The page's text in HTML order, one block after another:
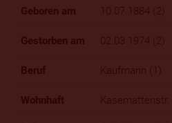
10.07.1884 (2)
02.03.1974 (2)
Kaufmann (1)
Kasemattenstr. 1